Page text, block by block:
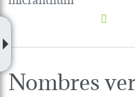
Nombres